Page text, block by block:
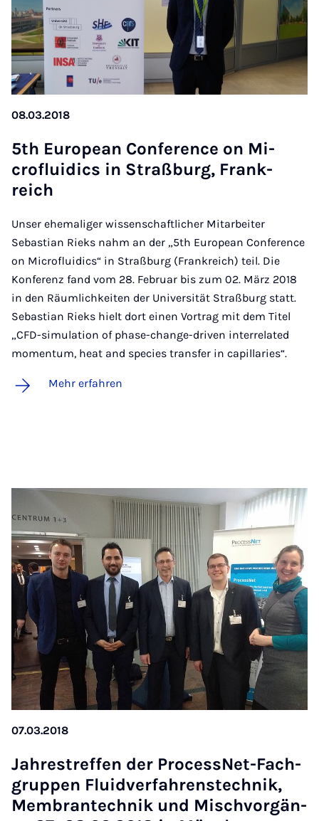
08.03.2018
5th Eu­ro­pean Con­fe­rence on Mi­
croflu­i­dics in Straß­burg, Frank­
reich
Unser ehemaliger wissenschaftlicher Mitarbeiter
Sebastian Rieks nahm an der „5th European Conference
on Microfluidics“ in Straßburg (Frankreich) teil. Die
Konferenz fand vom 28. Februar bis zum 02. März 2018
in den Räumlichkeiten der Universität Straßburg statt.
Sebastian Rieks hielt dort einen Vortrag mit dem Titel
„CFD-simulation of phase-change-driven interrelated
momentum, heat and species transfer in capillaries“.
Mehr erfahren
07.03.2018
Jah­res­tref­fen der Pro­cess­Net-Fach­
grup­pen Flu­id­ver­fah­rens­tech­nik,
Mem­bran­tech­nik und Misch­vor­gän­